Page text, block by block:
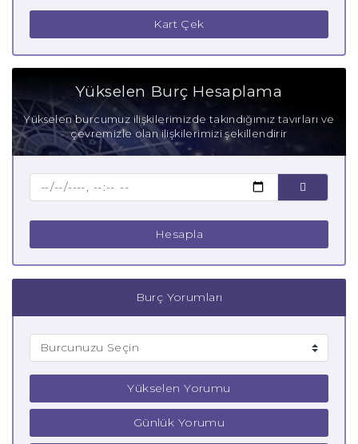
Yengeç Burcu Güçlü Yanları
Yengeç Burcu Zayıf Yanları
Anne Yengeç Burcu
Baba Yengeç Burcu
Kart Çek
Yükselen Burç Hesaplama
Yükselen burcumuz ilişkilerimizde takındığımız tavırları ve
çevremizle olan ilişkilerimizi şekillendirir
Hesapla
Burç Yorumları
Yükselen Yorumu
Günlük Yorumu